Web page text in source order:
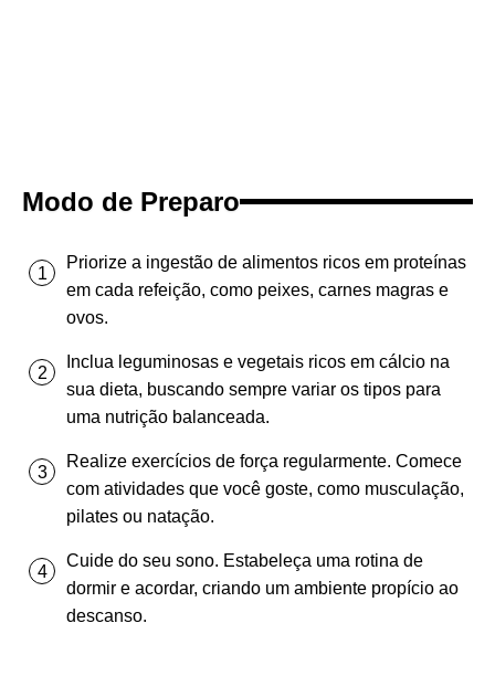
Modo de Preparo
Priorize a ingestão de alimentos ricos em proteínas
em cada refeição, como peixes, carnes magras e
ovos.
Inclua leguminosas e vegetais ricos em cálcio na
sua dieta, buscando sempre variar os tipos para
uma nutrição balanceada.
Realize exercícios de força regularmente. Comece
com atividades que você goste, como musculação,
pilates ou natação.
Cuide do seu sono. Estabeleça uma rotina de
dormir e acordar, criando um ambiente propício ao
descanso.